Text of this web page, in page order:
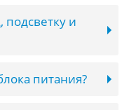
и
питания?